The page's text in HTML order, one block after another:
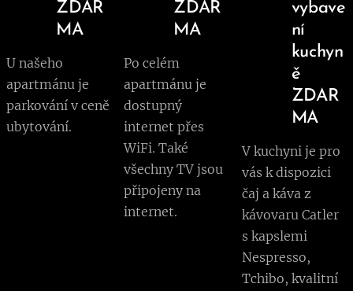
ZDAR
MA
U našeho
apartmánu je
parkování v ceně
ubytování.
ZDAR
MA
Po celém
apartmánu je
dostupný
internet přes
WiFi. Také
všechny TV jsou
připojeny na
internet.
vybave
ní
kuchyn
ě
ZDAR
MA
V kuchyni je pro
vás k dispozici
čaj a káva z
kávovaru Catler
s kapslemi
Nespresso,
Tchibo, kvalitní